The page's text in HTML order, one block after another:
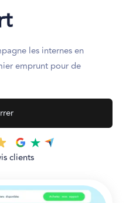
les internes en
emprunt pour de
clients